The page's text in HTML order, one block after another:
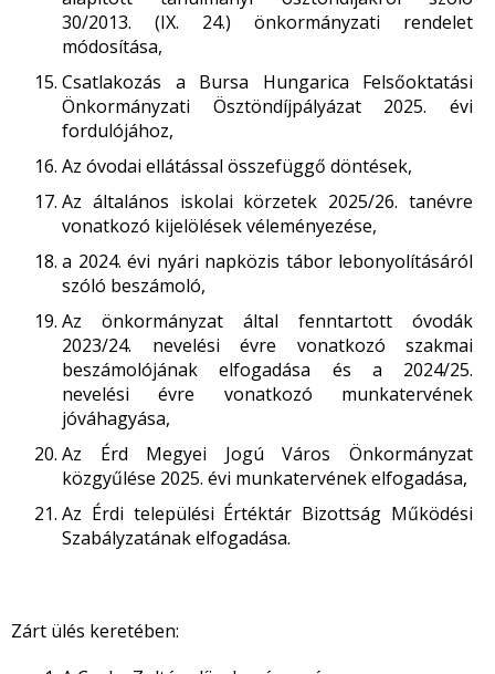
30/2013. (IX. 24.) önkormányzati rendelet
módosítása,
Csatlakozás a Bursa Hungarica Felsőoktatási
Önkormányzati Ösztöndíjpályázat 2025. évi
fordulójához,
Az óvodai ellátással összefüggő döntések,
Az általános iskolai körzetek 2025/26. tanévre
vonatkozó kijelölések véleményezése,
a 2024. évi nyári napközis tábor lebonyolításáról
szóló beszámoló,
Az önkormányzat által fenntartott óvodák
2023/24. nevelési évre vonatkozó szakmai
beszámolójának elfogadása és a 2024/25.
nevelési évre vonatkozó munkatervének
jóváhagyása,
Az Érd Megyei Jogú Város Önkormányzat
közgyűlése 2025. évi munkatervének elfogadása,
Az Érdi települési Értéktár Bizottság Működési
Szabályzatának elfogadása.
Zárt ülés keretében: